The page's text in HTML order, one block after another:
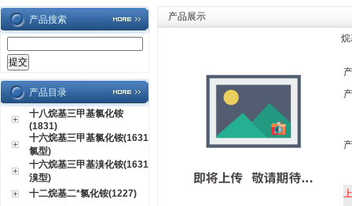
产品搜索
产品目录
十八烷基三甲基氯化铵
(1831)
十六烷基三甲基氯化铵(1631
氯型)
十六烷基三甲基溴化铵(1631
溴型)
十二烷基二*氯化铵(1227)
产品展示